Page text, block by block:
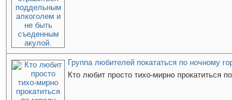
Группа любителей покататься по ночному
Кто любит просто тихо-мирно прокатиться